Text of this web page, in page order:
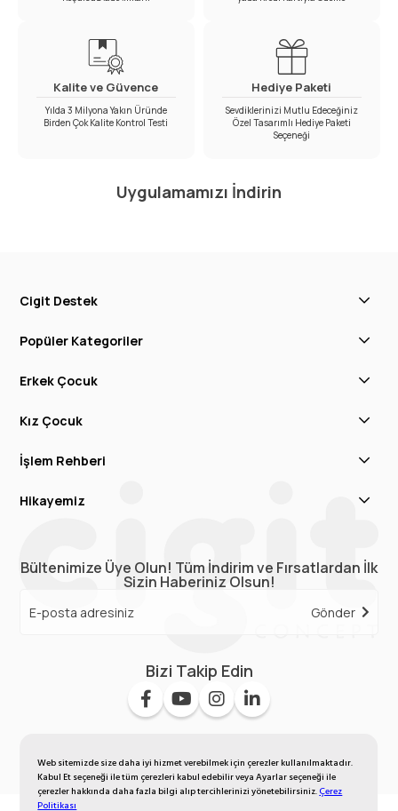
Web sitemizde size daha iyi hizmet verebilmek için çerezler kullanılmaktadır.
Kabul Et seçeneği ile tüm çerezleri kabul edebilir veya Ayarlar seçeneği ile
çerezler hakkında daha fazla bilgi alıp tercihlerinizi yönetebilirsiniz.Çerez
Politikası
Kalite ve Güvence
Yılda 3 Milyona Yakın Üründe
Birden Çok Kalite Kontrol Testi
Hediye Paketi
Sevdiklerinizi Mutlu Edeceğiniz
Özel Tasarımlı Hediye Paketi
Seçeneği
Uygulamamızı İndirin
Cigit Destek
Popüler Kategoriler
Erkek Çocuk
Kız Çocuk
İşlem Rehberi
Hikayemiz
Bültenimize Üye Olun! Tüm İndirim ve Fırsatlardan İlk
Sizin Haberiniz Olsun!
Gönder
Bizi Takip Edin